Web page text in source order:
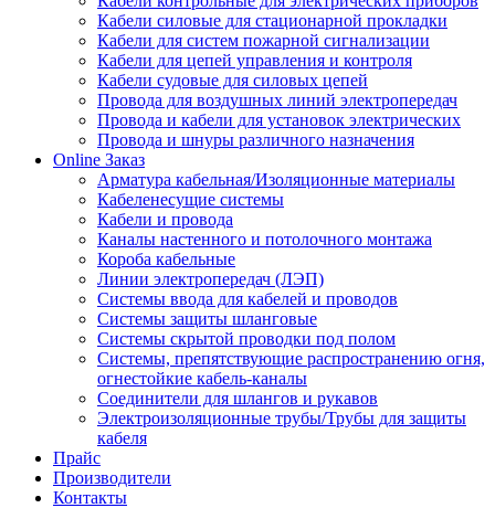
Кабели силовые для стационарной прокладки
Кабели для систем пожарной сигнализации
Кабели для цепей управления и контроля
Кабели судовые для силовых цепей
Провода для воздушных линий электропередач
Провода и кабели для установок электрических
Провода и шнуры различного назначения
Online Заказ
Арматура кабельная/Изоляционные материалы
Кабеленесущие системы
Кабели и провода
Каналы настенного и потолочного монтажа
Короба кабельные
Линии электропередач (ЛЭП)
Системы ввода для кабелей и проводов
Системы защиты шланговые
Системы скрытой проводки под полом
Системы, препятствующие распространению огня,
огнестойкие кабель-каналы
Соединители для шлангов и рукавов
Электроизоляционные трубы/Трубы для защиты
кабеля
Прайс
Производители
Контакты